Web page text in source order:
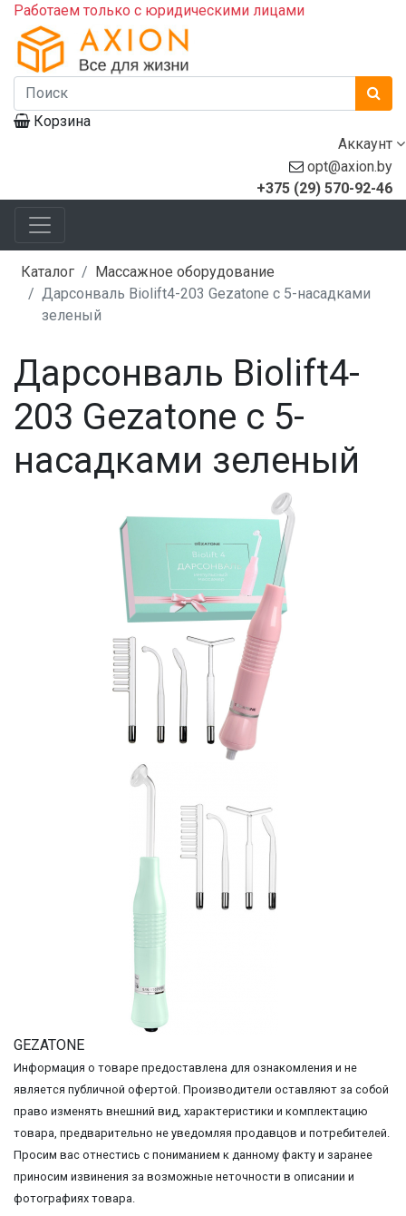
Работаем только с юридическими лицами
Корзина
Аккаунт
opt@axion.by
+375 (29) 570-92-46
Каталог
Массажное оборудование
Дарсонваль Biolift4-203 Gezatone c 5-насадками
зеленый
Дарсонваль Biolift4-
203 Gezatone c 5-
насадками зеленый
GEZATONE
Информация о товаре предоставлена для ознакомления и не
является публичной офертой. Производители оставляют за собой
право изменять внешний вид, характеристики и комплектацию
товара, предварительно не уведомляя продавцов и потребителей.
Просим вас отнестись с пониманием к данному факту и заранее
приносим извинения за возможные неточности в описании и
фотографиях товара.